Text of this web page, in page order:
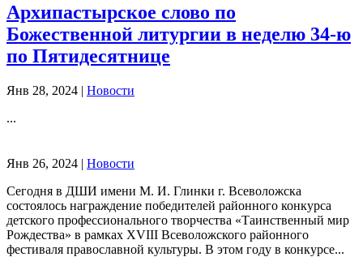
Архипастырское слово по
Божественной литургии в неделю 34-ю
по Пятидесятнице
Янв 28, 2024 | Новости
...
Янв 26, 2024 | Новости
Сегодня в ДШИ имени М. И. Глинки г. Всеволожска
состоялось награждение победителей районного конкурса
детского профессионального творчества «Таинственный мир
Рождества» в рамках XVIII Всеволожского районного
фестиваля православной культуры. В этом году в конкурсе...